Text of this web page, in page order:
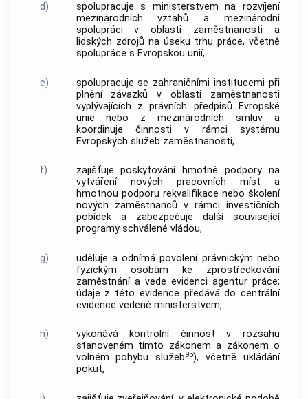
d)
spolupracuje s ministerstvem na rozvíjení
mezinárodních vztahů a mezinárodní
spolupráci v oblasti zaměstnanosti a
lidských zdrojů na úseku trhu práce, včetně
spolupráce s Evropskou unií,
e)
spolupracuje se zahraničními institucemi při
plnění závazků v oblasti zaměstnanosti
vyplývajících z právních předpisů Evropské
unie nebo z mezinárodních smluv a
koordinuje činnosti v rámci systému
Evropských služeb zaměstnanosti,
f)
zajišťuje poskytování hmotné podpory na
vytváření nových pracovních míst a
hmotnou podporu rekvalifikace nebo školení
nových zaměstnanců v rámci investičních
pobídek a zabezpečuje další související
programy schválené vládou,
g)
uděluje a odnímá povolení právnickým nebo
fyzickým osobám ke zprostředkování
zaměstnání a vede evidenci agentur práce;
údaje z této evidence předává do centrální
evidence vedené ministerstvem,
h)
vykonává kontrolní činnost v rozsahu
stanoveném tímto zákonem a zákonem o
volném pohybu služeb9b), včetně ukládání
pokut,